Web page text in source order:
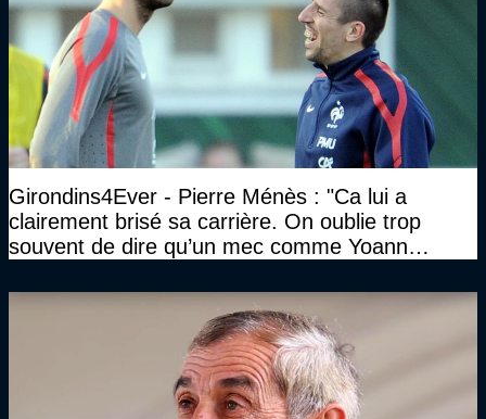
Girondins4Ever - Pierre Ménès : "Ca lui a
clairement brisé sa carrière. On oublie trop
souvent de dire qu’un mec comme Yoann